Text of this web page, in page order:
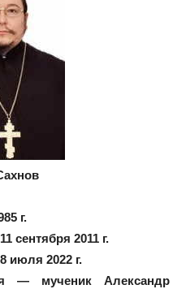
г.
11 сентября 2011 г.
июля 2022 г.
— мученик Александр